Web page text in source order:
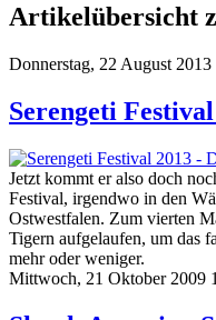
Artikelübersicht
Donnerstag, 22 August 2013
Serengeti
Jetzt kommt er also doch
Festival, irgendwo in den
Ostwestfalen. Zum vierten
Tigern aufgelaufen, um das
mehr oder weniger.
Mittwoch, 21 Oktober 2009